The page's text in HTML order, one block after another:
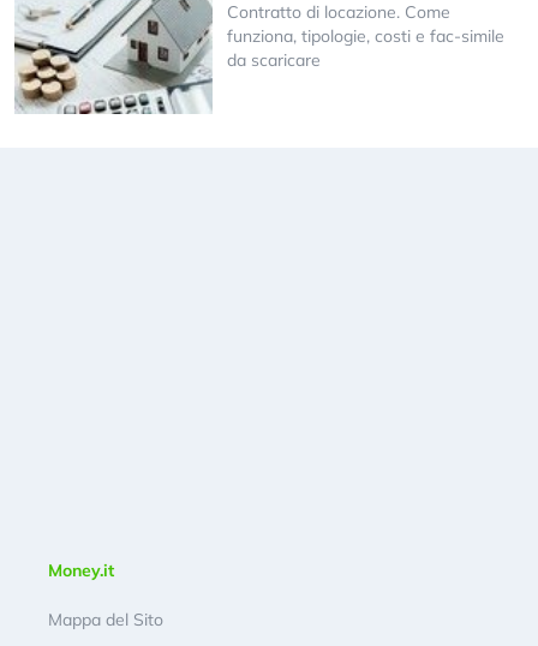
Contratto di locazione. Come
funziona, tipologie, costi e fac-simile
da scaricare
Money.it
Mappa del Sito